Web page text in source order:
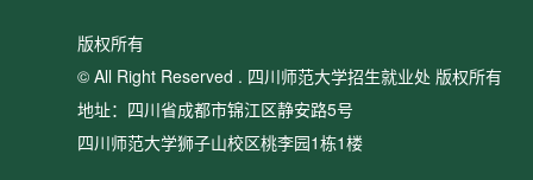
版权所有
© All Right Reserved . 四川师范大学招生就业处 版权所有
地址：四川省成都市锦江区静安路5号
四川师范大学狮子山校区桃李园1栋1楼